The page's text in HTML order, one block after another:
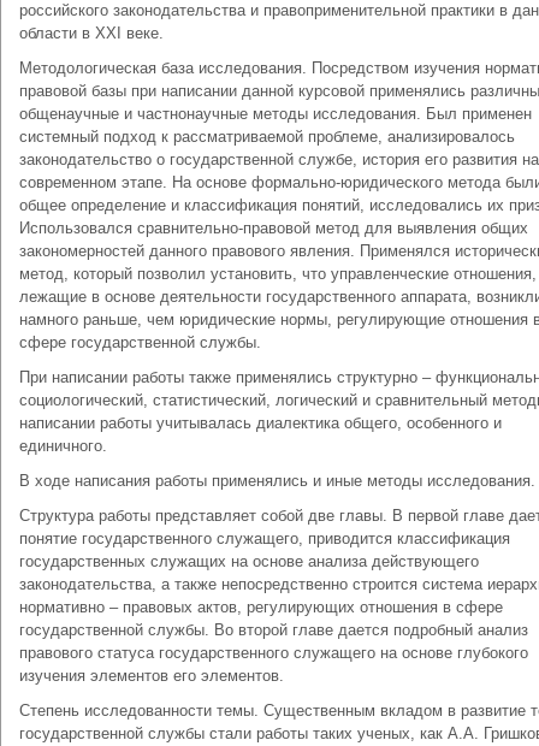
российского законодательства и правоприменительной практики в
области в XXI веке.
Методологическая база исследования. Посредством изучения
правовой базы при написании данной курсовой применялись
общенаучные и частнонаучные методы исследования. Был применен
системный подход к рассматриваемой проблеме, анализировалось
законодательство о государственной службе, история его развития на
современном этапе. На основе формально-юридического метода
общее определение и классификация понятий, исследовались их
Использовался сравнительно-правовой метод для выявления общих
закономерностей данного правового явления. Применялся
метод, который позволил установить, что управленческие отношения,
лежащие в основе деятельности государственного аппарата,
намного раньше, чем юридические нормы, регулирующие отношения
сфере государственной службы.
При написании работы также применялись структурно –
социологический, статистический, логический и сравнительный
написании работы учитывалась диалектика общего, особенного и
единичного.
В ходе написания работы применялись и иные методы исследования.
Структура работы представляет собой две главы. В первой главе
понятие государственного служащего, приводится классификация
государственных служащих на основе анализа действующего
законодательства, а также непосредственно строится система
нормативно – правовых актов, регулирующих отношения в сфере
государственной службы. Во второй главе дается подробный анализ
правового статуса государственного служащего на основе глубокого
изучения элементов его элементов.
Степень исследованности темы. Существенным вкладом в развитие
государственной службы стали работы таких ученых, как А.А.